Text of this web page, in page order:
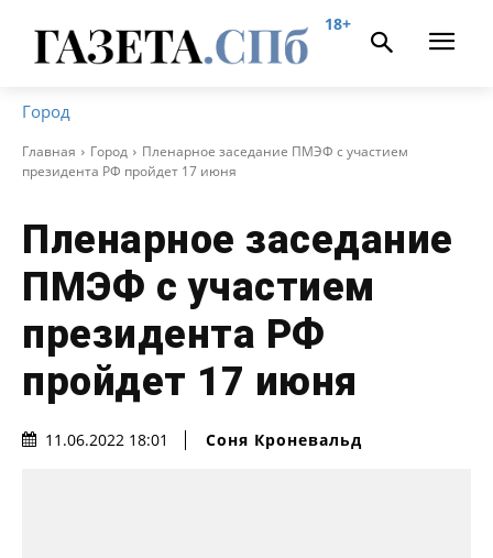
18+
Город
Главная Город
Пленарное заседание ПМЭФ с участием
президента РФ пройдет 17 июня
Пленарное заседание
ПМЭФ с участием
президента РФ
пройдет 17 июня
11.06.2022 18:01 Соня Кроневальд